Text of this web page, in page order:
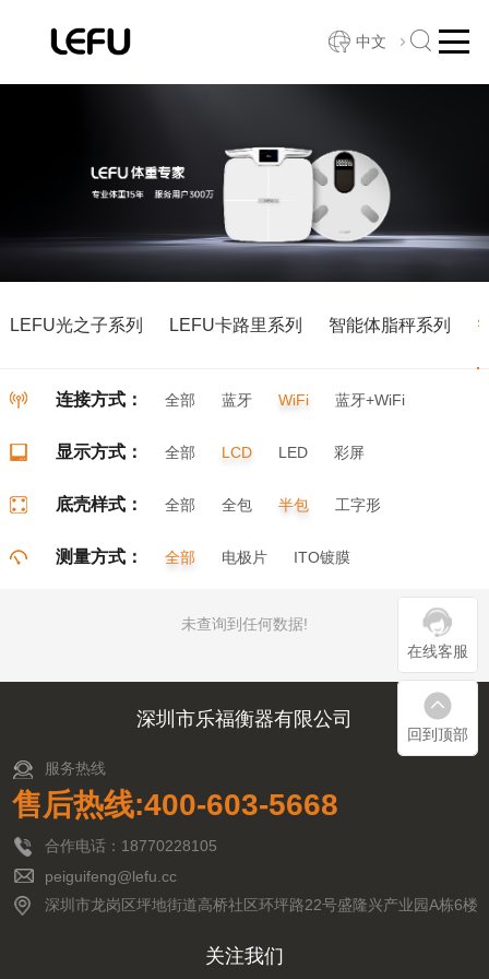
在线客服
回到顶部
中文
LEFU光之子系列 LEFU卡路里系列 智能体脂秤系列
连接方式： 全部 蓝牙 WiFi 蓝牙+WiFi
显示方式： 全部 LCD LED 彩屏
底壳样式： 全部 全包 半包
工字形
测量方式： 全部 电极片 ITO镀膜
未查询到任何数据!
深圳市乐福衡器有限公司
服务热线
售后热线:400-603-5668
合作电话：18770228105
peiguifeng@lefu.cc
深圳市龙岗区坪地街道高桥社区环坪路22号盛隆兴产业园A栋6楼
关注我们